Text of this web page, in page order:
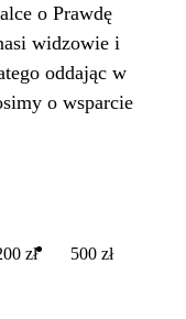
o Prawdę
widzowie i
oddając w
o wsparcie
zł 500 zł